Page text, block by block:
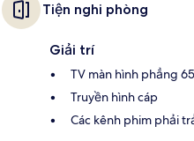
Tiện nghi phòng
Giải trí
TV màn hình phẳng
Truyền hình cáp
Các kênh phim phải